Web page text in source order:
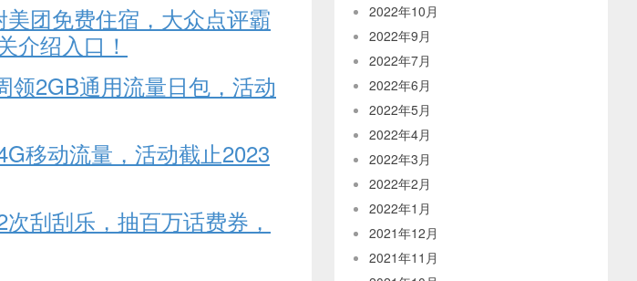
团免费住宿，大众点评霸
介绍入口！
领2GB通用流量日包，活动
移动流量，活动截止2023
刮刮乐，抽百万话费券，
2022年10月
2022年9月
2022年7月
2022年6月
2022年5月
2022年4月
2022年3月
2022年2月
2022年1月
2021年12月
2021年11月